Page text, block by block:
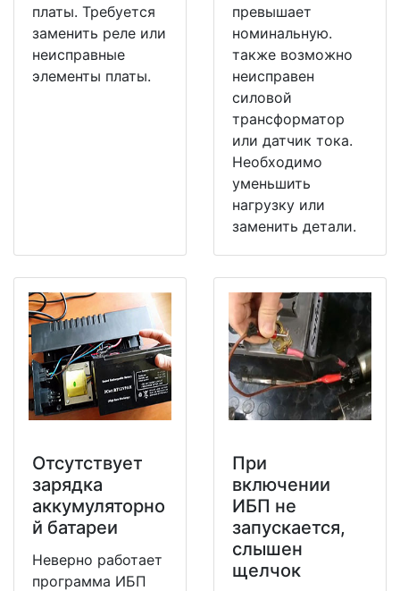
платы. Требуется
заменить реле или
неисправные
элементы платы.
превышает
номинальную.
также возможно
неисправен
силовой
трансформатор
или датчик тока.
Необходимо
уменьшить
нагрузку или
заменить детали.
Отсутствует
зарядка
аккумуляторно
й батареи
Неверно работает
программа ИБП
При
включении
ИБП не
запускается,
слышен
щелчок